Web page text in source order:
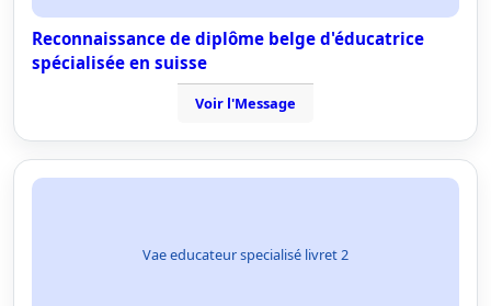
Reconnaissance de diplôme belge d'éducatrice
spécialisée en suisse
Voir l'Message
Vae educateur specialisé livret 2